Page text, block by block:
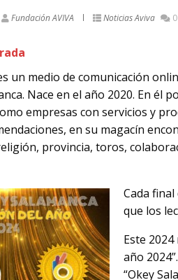
Fundación AVIVA Noticias Aviva
un medio de comunicación
Nace en el año 2020. En
empresas con servicios y
en su magacín
provincia, toros,
Cada
que los
Este
año
“Okey